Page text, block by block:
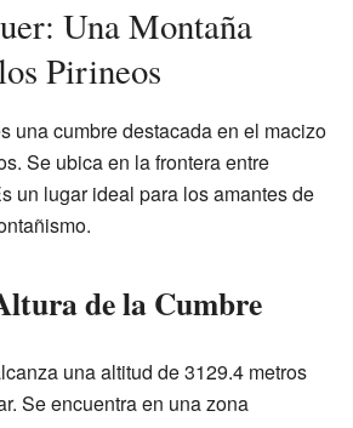
Una Montaña
Pirineos
una cumbre destacada en el macizo
Se ubica en la frontera entre
un lugar ideal para los amantes de
de la Cumbre
una altitud de 3129.4 metros
Se encuentra en una zona